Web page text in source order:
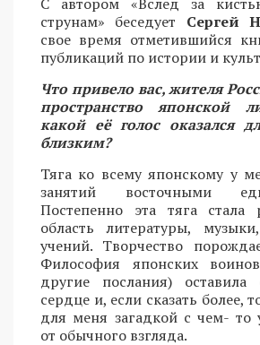
струнам» беседует Сергей
свое время отметившийся
публикаций по истории и
Что привело вас, жителя
пространство японской
какой её голос оказался
близким?
Тяга ко всему японскому у
занятий восточными
Постепенно эта тяга стала
область литературы,
учений. Творчество
Философия японских
другие послания)
сердце и, если сказать более,
для меня загадкой с чем- то
от обычного взгляда.